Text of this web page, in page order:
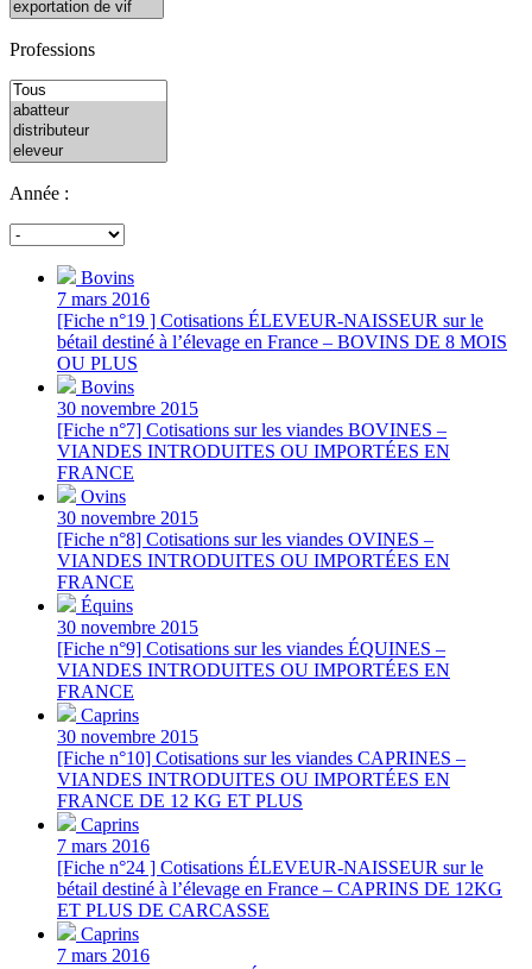
Professions
Année :
Bovins
7 mars 2016
[Fiche n°19 ] Cotisations ÉLEVEUR-NAISSEUR sur le
bétail destiné à l’élevage en France – BOVINS DE 8 MOIS
OU PLUS
Bovins
30 novembre 2015
[Fiche n°7] Cotisations sur les viandes BOVINES –
VIANDES INTRODUITES OU IMPORTÉES EN
FRANCE
Ovins
30 novembre 2015
[Fiche n°8] Cotisations sur les viandes OVINES –
VIANDES INTRODUITES OU IMPORTÉES EN
FRANCE
Équins
30 novembre 2015
[Fiche n°9] Cotisations sur les viandes ÉQUINES –
VIANDES INTRODUITES OU IMPORTÉES EN
FRANCE
Caprins
30 novembre 2015
[Fiche n°10] Cotisations sur les viandes CAPRINES –
VIANDES INTRODUITES OU IMPORTÉES EN
FRANCE DE 12 KG ET PLUS
Caprins
7 mars 2016
[Fiche n°24 ] Cotisations ÉLEVEUR-NAISSEUR sur le
bétail destiné à l’élevage en France – CAPRINS DE 12KG
ET PLUS DE CARCASSE
Caprins
7 mars 2016